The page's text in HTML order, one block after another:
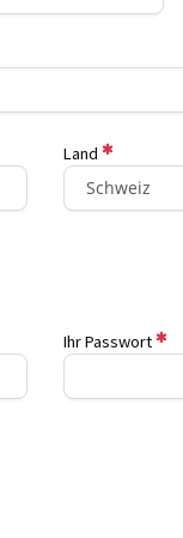
Land
Schweiz
Ihr Passwort